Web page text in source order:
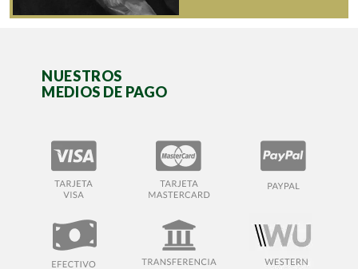
NUESTROS
MEDIOS DE PAGO